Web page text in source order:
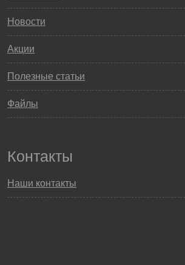
Новости
Акции
Полезные статьи
Файлы
Контакты
Наши контакты